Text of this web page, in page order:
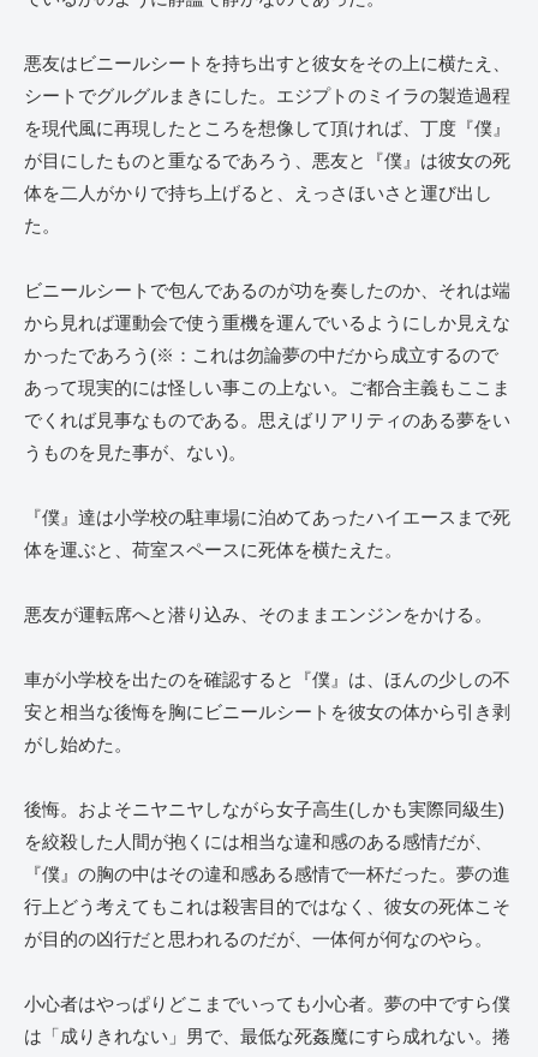
悪友はビニールシートを持ち出すと彼女をその上に横たえ、
シートでグルグルまきにした。エジプトのミイラの製造過程
を現代風に再現したところを想像して頂ければ、丁度『僕』
が目にしたものと重なるであろう、悪友と『僕』は彼女の死
体を二人がかりで持ち上げると、えっさほいさと運び出し
た。
ビニールシートで包んであるのが功を奏したのか、それは端
から見れば運動会で使う重機を運んでいるようにしか見えな
かったであろう(※：これは勿論夢の中だから成立するので
あって現実的には怪しい事この上ない。ご都合主義もここま
でくれば見事なものである。思えばリアリティのある夢をい
うものを見た事が、ない)。
『僕』達は小学校の駐車場に泊めてあったハイエースまで死
体を運ぶと、荷室スペースに死体を横たえた。
悪友が運転席へと潜り込み、そのままエンジンをかける。
車が小学校を出たのを確認すると『僕』は、ほんの少しの不
安と相当な後悔を胸にビニールシートを彼女の体から引き剥
がし始めた。
後悔。およそニヤニヤしながら女子高生(しかも実際同級生)
を絞殺した人間が抱くには相当な違和感のある感情だが、
『僕』の胸の中はその違和感ある感情で一杯だった。夢の進
行上どう考えてもこれは殺害目的ではなく、彼女の死体こそ
が目的の凶行だと思われるのだが、一体何が何なのやら。
小心者はやっぱりどこまでいっても小心者。夢の中ですら僕
は「成りきれない」男で、最低な死姦魔にすら成れない。捲